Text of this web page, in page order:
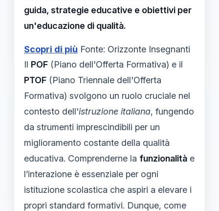
guida, strategie educative e obiettivi per
un'educazione di qualità.
Scopri di più Fonte: Orizzonte Insegnanti
Il POF (Piano dell'Offerta Formativa) e il
PTOF (Piano Triennale dell'Offerta
Formativa) svolgono un ruolo cruciale nel
contesto dell'istruzione italiana, fungendo
da strumenti imprescindibili per un
miglioramento costante della qualità
educativa. Comprenderne la funzionalità e
l’interazione è essenziale per ogni
istituzione scolastica che aspiri a elevare i
propri standard formativi. Dunque, come